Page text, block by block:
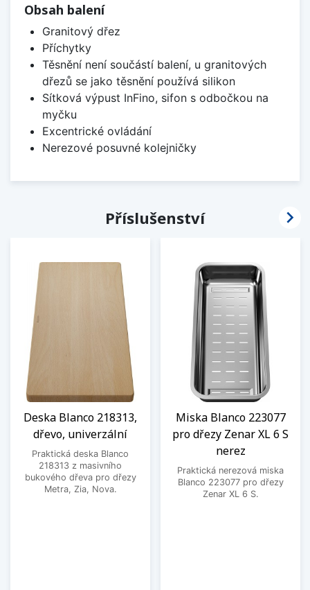
Obsah balení
Granitový dřez
Příchytky
Těsnění není součástí balení, u granitových
dřezů se jako těsnění používá silikon
Sítková výpust InFino, sifon s odbočkou na
myčku
Excentrické ovládání
Nerezové posuvné kolejničky
Příslušenství
Deska Blanco 218313,
dřevo, univerzální
Praktická deska Blanco
218313 z masivního
bukového dřeva pro dřezy
Metra, Zia, Nova.
Miska Blanco 223077
pro dřezy Zenar XL 6 S
nerez
Praktická nerezová miska
Blanco 223077 pro dřezy
Zenar XL 6 S.
